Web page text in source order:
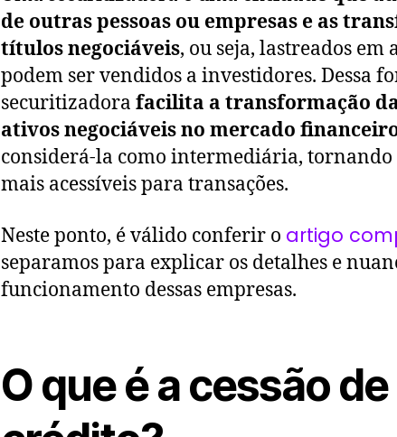
de outras pessoas ou empresas e as
títulos negociáveis, ou seja, lastreados em
podem ser vendidos a investidores. Dessa
securitizadora facilita a transformação
ativos negociáveis no mercado
considerá-la como intermediária, tornando
mais acessíveis para transações.
Neste ponto, é válido conferir o artigo
separamos para explicar os detalhes e
funcionamento dessas empresas.
O que é a cessão de